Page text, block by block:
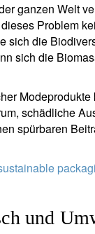
ganzen Welt
Problem
sich die
sich die
schädliche
spürbaren
und